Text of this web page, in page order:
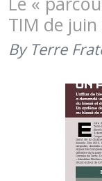
TIM de juin
By Terre